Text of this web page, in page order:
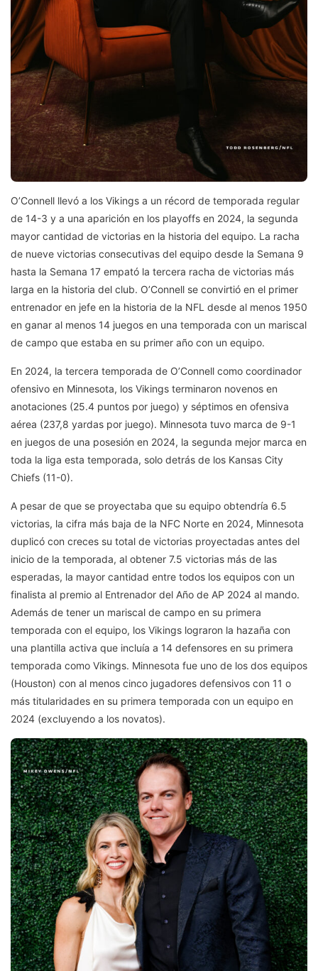
O’Connell llevó a los Vikings a un récord de temporada regular
de 14-3 y a una aparición en los playoffs en 2024, la segunda
mayor cantidad de victorias en la historia del equipo. La racha
de nueve victorias consecutivas del equipo desde la Semana 9
hasta la Semana 17 empató la tercera racha de victorias más
larga en la historia del club. O’Connell se convirtió en el primer
entrenador en jefe en la historia de la NFL desde al menos 1950
en ganar al menos 14 juegos en una temporada con un mariscal
de campo que estaba en su primer año con un equipo.
En 2024, la tercera temporada de O’Connell como coordinador
ofensivo en Minnesota, los Vikings terminaron novenos en
anotaciones (25.4 puntos por juego) y séptimos en ofensiva
aérea (237,8 yardas por juego). Minnesota tuvo marca de 9-1
en juegos de una posesión en 2024, la segunda mejor marca en
toda la liga esta temporada, solo detrás de los Kansas City
Chiefs (11-0).
A pesar de que se proyectaba que su equipo obtendría 6.5
victorias, la cifra más baja de la NFC Norte en 2024, Minnesota
duplicó con creces su total de victorias proyectadas antes del
inicio de la temporada, al obtener 7.5 victorias más de las
esperadas, la mayor cantidad entre todos los equipos con un
finalista al premio al Entrenador del Año de AP 2024 al mando.
Además de tener un mariscal de campo en su primera
temporada con el equipo, los Vikings lograron la hazaña con
una plantilla activa que incluía a 14 defensores en su primera
temporada como Vikings. Minnesota fue uno de los dos equipos
(Houston) con al menos cinco jugadores defensivos con 11 o
más titularidades en su primera temporada con un equipo en
2024 (excluyendo a los novatos).